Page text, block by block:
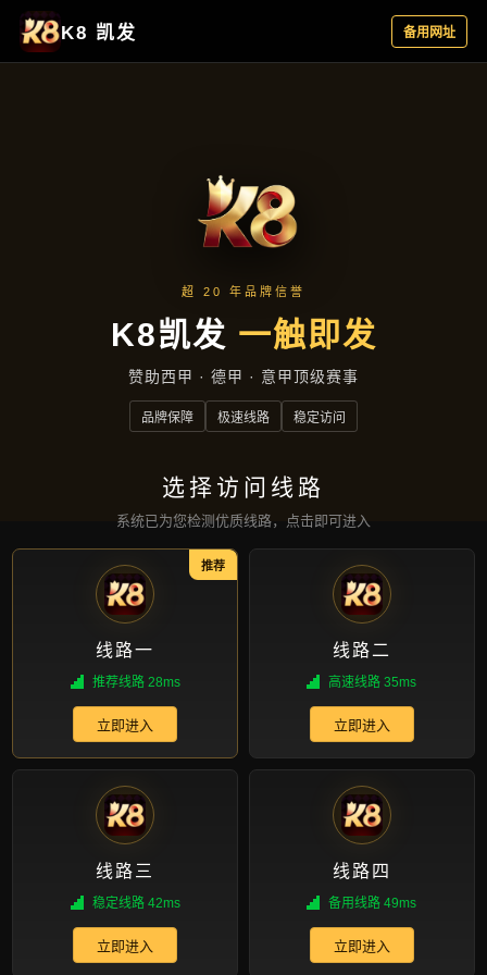
公司简讯
首页 公司简讯